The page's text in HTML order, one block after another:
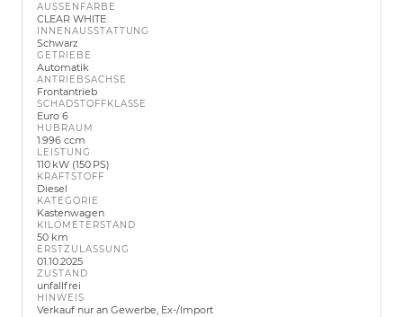
AUSSENFARBE
CLEAR WHITE
INNENAUSSTATTUNG
Schwarz
GETRIEBE
Automatik
ANTRIEBSACHSE
Frontantrieb
SCHADSTOFFKLASSE
Euro 6
HUBRAUM
1.996 ccm
LEISTUNG
110 kW (150 PS)
KRAFTSTOFF
Diesel
KATEGORIE
Kastenwagen
KILOMETERSTAND
50 km
ERSTZULASSUNG
01.10.2025
ZUSTAND
unfallfrei
HINWEIS
Verkauf nur an Gewerbe, Ex-/Import